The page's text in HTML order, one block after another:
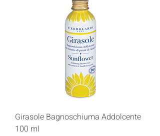
Girasole Bagnoschiuma Addolcente
100 ml